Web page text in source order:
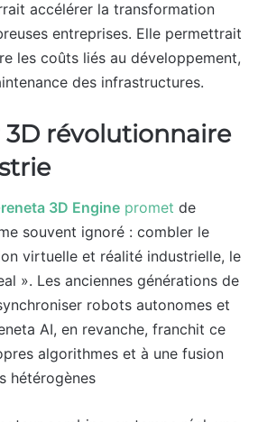
accélérer la transformation
entreprises. Elle permettrait
les coûts liés au développement,
des infrastructures.
révolutionnaire
3D Engine promet de
souvent ignoré : combler le
virtuelle et réalité industrielle, le
». Les anciennes générations de
robots autonomes et
AI, en revanche, franchit ce
algorithmes et à une fusion
hétérogènes